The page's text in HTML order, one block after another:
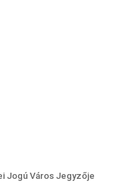
Jogú Város Jegyzője